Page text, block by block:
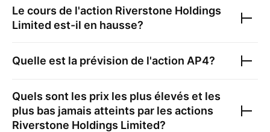
Le cours de l'action Riverstone Holdings
Limited est-il en hausse?
Quelle est la prévision de l'action AP4?
Quels sont les prix les plus élevés et les
plus bas jamais atteints par les actions
Riverstone Holdings Limited?